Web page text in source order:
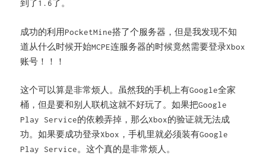
1.6
成功的利用PocketMine搭了个服务器，但是我发现不知
道从什么时候开始MCPE连服务器的时候竟然需要登录Xbox
账号！！！
这个可以算是非常烦人。虽然我的手机上有Google全家
桶，但是要和别人联机这就不好玩了。如果把Google
Play Service的依赖弄掉，那么Xbox的验证就无法成
功。如果要成功登录Xbox ，手机里就必须装有Google
Play Service。这个真的是非常烦人。